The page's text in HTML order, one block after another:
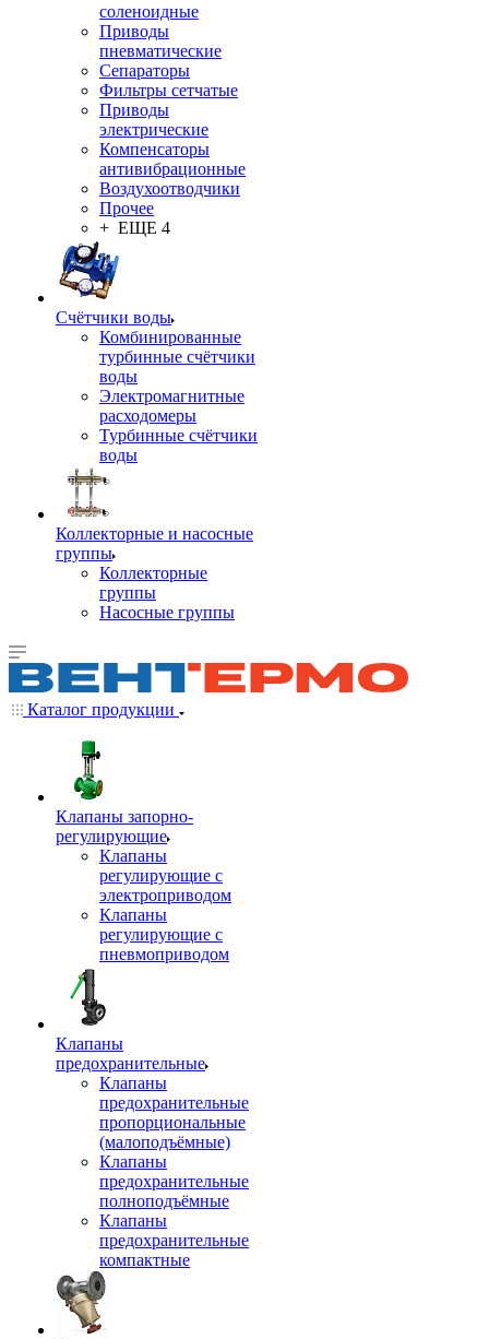
соленоидные
Приводы
пневматические
Сепараторы
Фильтры сетчатые
Приводы
электрические
Компенсаторы
антивибрационные
Воздухоотводчики
Прочее
+ ЕЩЕ 4
Счётчики воды
Комбинированные
турбинные счётчики
воды
Электромагнитные
расходомеры
Турбинные счётчики
воды
Коллекторные и насосные
группы
Коллекторные
группы
Насосные группы
Каталог продукции
Клапаны запорно-
регулирующие
Клапаны
регулирующие с
электроприводом
Клапаны
регулирующие с
пневмоприводом
Клапаны
предохранительные
Клапаны
предохранительные
пропорциональные
(малоподъёмные)
Клапаны
предохранительные
полноподъёмные
Клапаны
предохранительные
компактные